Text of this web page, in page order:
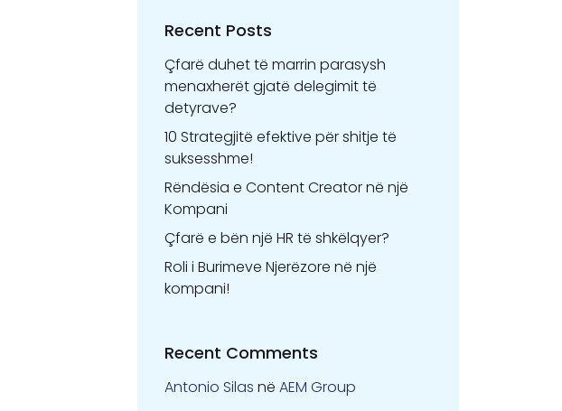
Recent Posts
Çfarë duhet të marrin parasysh
menaxherët gjatë delegimit të
detyrave?
10 Strategjitë efektive për shitje të
suksesshme!
Rëndësia e Content Creator në një
Kompani
Çfarë e bën një HR të shkëlqyer?
Roli i Burimeve Njerëzore në një
kompani!
Recent Comments
Antonio Silas në AEM Group